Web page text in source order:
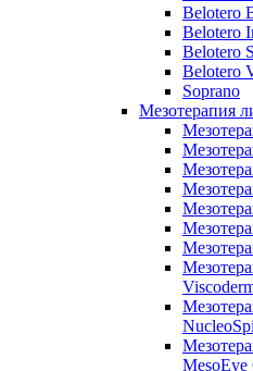
Belotero
Belotero
Belotero
Belotero
Soprano
Мезотерапия
MesoEye